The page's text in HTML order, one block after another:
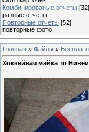
Комбинированые отчеты [32]
разные отчеты
Повторные отчеты [52]
повторные фото
Главная » Файлы »
Хоккейная майка то